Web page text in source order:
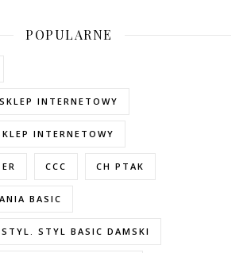
POPULARNE
INTERNETOWY
INTERNETOWY
CCC CH PTAK
BASIC
STYL BASIC DAMSKI